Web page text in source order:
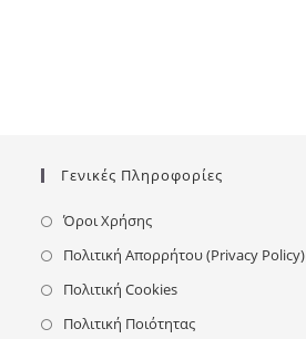
Γενικές Πληροφορίες
Όροι Χρήσης
Πολιτική Απορρήτου (Privacy Policy)
Πολιτική Cookies
Πολιτική Ποιότητας